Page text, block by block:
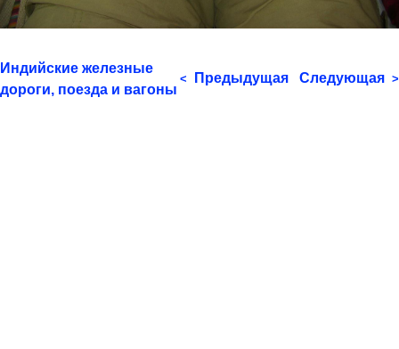
Индийские железные
дороги, поезда и вагоны
< Предыдущая Следующая >